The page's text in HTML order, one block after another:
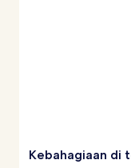
Kebahagiaan di